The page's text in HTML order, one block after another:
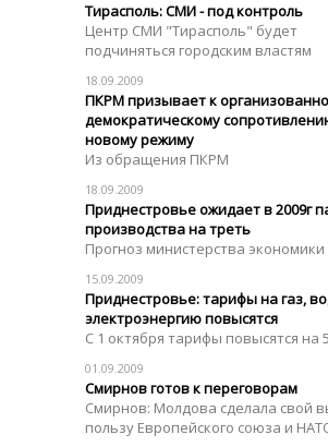
Тирасполь: СМИ - под контроль
Центр СМИ "Тирасполь" будет
подчиняться городским властям
18.09.2009
ПКРМ призывает к
демократическому
новому режиму
Из обращения ПКРМ
18.09.2009
Приднестровье ожидает в 2009г
производства на треть
Прогноз министерства экономики
15.09.2009
Приднестровье: тарифы на газ,
электроэнергию повысятся
С 1 октября тарифы повысятся на
01.09.2009
Смирнов готов к переговорам
Смирнов: Молдова сделала свой
пользу Европейского союза и